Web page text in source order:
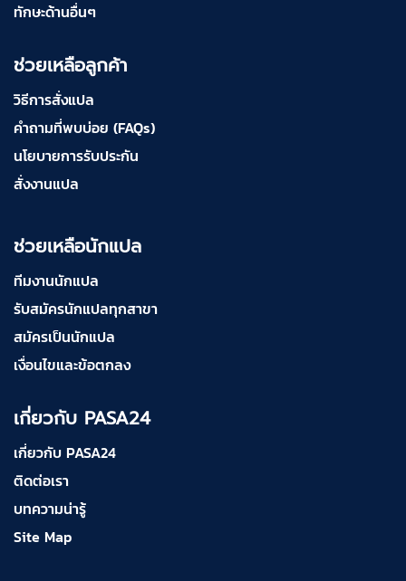
ทักษะด้านอื่นๆ
ช่วยเหลือลูกค้า
วิธีการสั่งแปล
คำถามที่พบบ่อย (FAQs)
นโยบายการรับประกัน
สั่งงานแปล
ช่วยเหลือนักแปล
ทีมงานนักแปล
รับสมัครนักแปลทุกสาขา
สมัครเป็นนักแปล
เงื่อนไขและข้อตกลง
เกี่ยวกับ PASA24
เกี่ยวกับ PASA24
ติดต่อเรา
บทความน่ารู้
Site Map